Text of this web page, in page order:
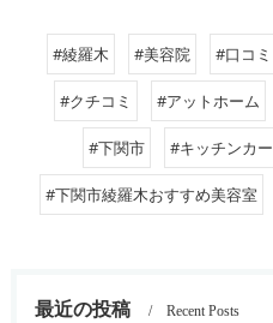
#綾羅木 #美容院 #口コミ
#クチコミ #アットホーム
#下関市 #キッチンカー
#下関市綾羅木おすすめ美容室
最近の投稿 Recent Posts